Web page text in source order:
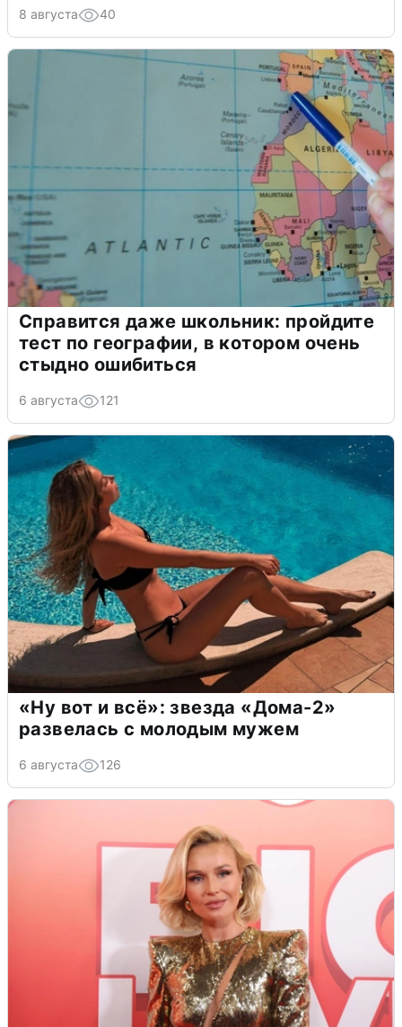
8 августа 40
Справится даже школьник: пройдите
тест по географии, в котором очень
стыдно ошибиться
6 августа 121
«Ну вот и всё»: звезда «Дома-2»
развелась с молодым мужем
6 августа 126